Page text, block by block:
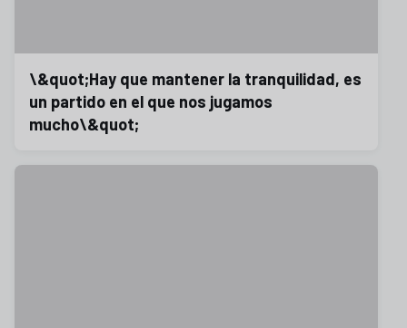
\&quot;Hay que mantener la tranquilidad, es
un partido en el que nos jugamos
mucho\&quot;